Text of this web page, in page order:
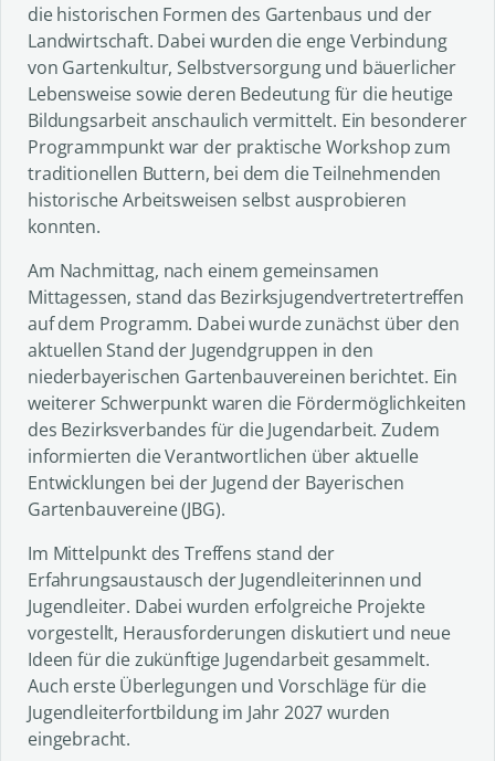
die historischen Formen des Gartenbaus und der
Landwirtschaft. Dabei wurden die enge Verbindung
von Gartenkultur, Selbstversorgung und bäuerlicher
Lebensweise sowie deren Bedeutung für die heutige
Bildungsarbeit anschaulich vermittelt. Ein besonderer
Programmpunkt war der praktische Workshop zum
traditionellen Buttern, bei dem die Teilnehmenden
historische Arbeitsweisen selbst ausprobieren
konnten.
Am Nachmittag, nach einem gemeinsamen
Mittagessen, stand das Bezirksjugendvertretertreffen
auf dem Programm. Dabei wurde zunächst über den
aktuellen Stand der Jugendgruppen in den
niederbayerischen Gartenbauvereinen berichtet. Ein
weiterer Schwerpunkt waren die Fördermöglichkeiten
des Bezirksverbandes für die Jugendarbeit. Zudem
informierten die Verantwortlichen über aktuelle
Entwicklungen bei der Jugend der Bayerischen
Gartenbauvereine (JBG).
Im Mittelpunkt des Treffens stand der
Erfahrungsaustausch der Jugendleiterinnen und
Jugendleiter. Dabei wurden erfolgreiche Projekte
vorgestellt, Herausforderungen diskutiert und neue
Ideen für die zukünftige Jugendarbeit gesammelt.
Auch erste Überlegungen und Vorschläge für die
Jugendleiterfortbildung im Jahr 2027 wurden
eingebracht.